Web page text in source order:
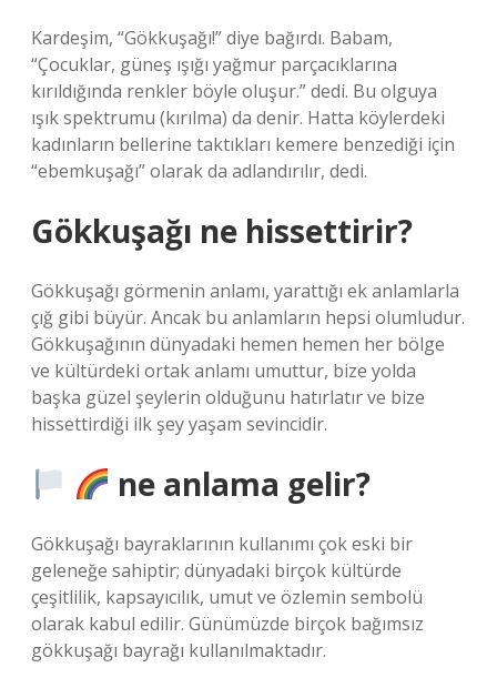
Kardeşim, “Gökkuşağı!” diye bağırdı. Babam,
“Çocuklar, güneş ışığı yağmur parçacıklarına
kırıldığında renkler böyle oluşur.” dedi. Bu olguya
ışık spektrumu (kırılma) da denir. Hatta köylerdeki
kadınların bellerine taktıkları kemere benzediği için
“ebemkuşağı” olarak da adlandırılır, dedi.
Gökkuşağı ne hissettirir?
Gökkuşağı görmenin anlamı, yarattığı ek anlamlarla
çığ gibi büyür. Ancak bu anlamların hepsi olumludur.
Gökkuşağının dünyadaki hemen hemen her bölge
ve kültürdeki ortak anlamı umuttur, bize yolda
başka güzel şeylerin olduğunu hatırlatır ve bize
hissettirdiği ilk şey yaşam sevincidir.
ne anlama gelir?
Gökkuşağı bayraklarının kullanımı çok eski bir
geleneğe sahiptir; dünyadaki birçok kültürde
çeşitlilik, kapsayıcılık, umut ve özlemin sembolü
olarak kabul edilir. Günümüzde birçok bağımsız
gökkuşağı bayrağı kullanılmaktadır.